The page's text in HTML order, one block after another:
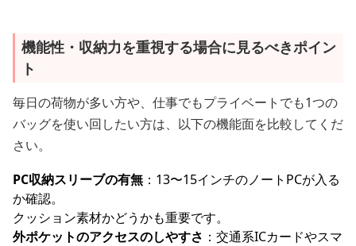
機能性・収納力を重視する場合に見るべきポイン
ト
毎日の荷物が多い方や、仕事でもプライベートでも1つの
バッグを使い回したい方は、以下の機能面を比較してくだ
さい。
PC収納スリーブの有無 ：13〜15インチのノートPCが入る
か確認。
クッション素材かどうかも重要です。
外ポケットのアクセスのしやすさ ：交通系ICカードやスマ